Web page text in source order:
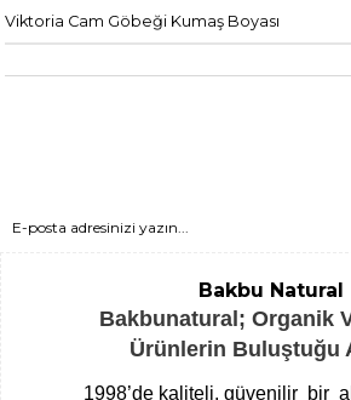
Viktoria Cam Göbeği Kumaş Boyası
Bakbu Natural
Bakbunatural; Organik
Ürünlerin Buluştuğu
1998’de kaliteli, güvenilir bir